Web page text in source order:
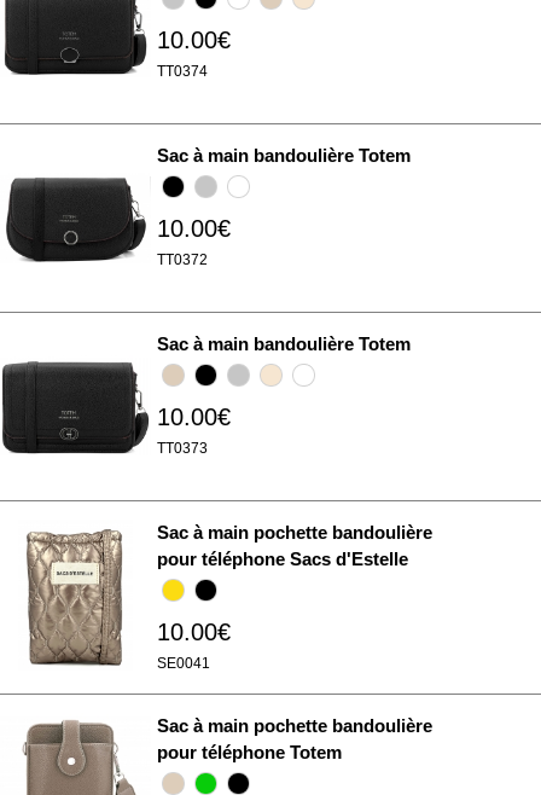
10.00€
TT0374
Sac à main bandoulière Totem
10.00€
TT0372
Sac à main bandoulière Totem
10.00€
TT0373
Sac à main pochette bandoulière
pour téléphone Sacs d'Estelle
10.00€
SE0041
Sac à main pochette bandoulière
pour téléphone Totem